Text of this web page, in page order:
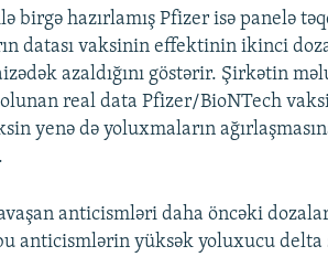
birgə hazırlamış Pfizer isə panelə
datası vaksinin effektinin ikinci
azaldığını göstərir. Şirkətin
real data Pfizer/BioNTech
yenə də yoluxmaların
anticismləri daha öncəki
anticismlərin yüksək yoluxucu delta